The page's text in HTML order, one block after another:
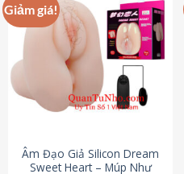
Giảm giá!
Âm Đạo Giả Silicon Dream
Sweet Heart – Múp Như